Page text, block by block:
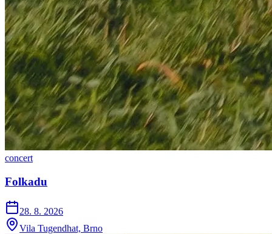
concert
Folkadu
28. 8. 2026
Vila Tugendhat, Brno